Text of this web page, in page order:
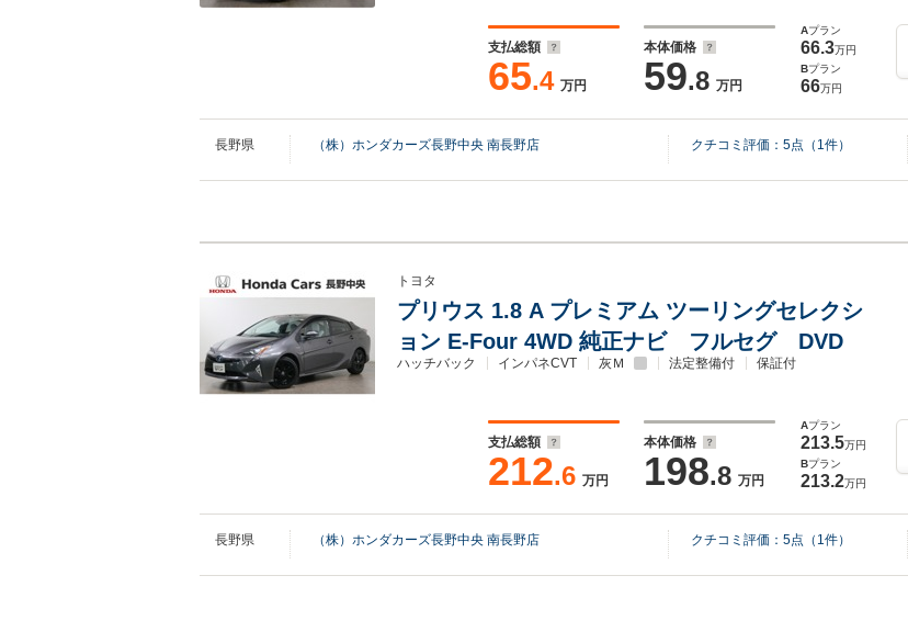
支払総額
65.4 万円
本体価格
59.8 万円
Aプラン
66.3万円
Bプラン
66万円
長野県 （株）ホンダカーズ長野中央 南長野店 クチコミ評価： 5点（ 1件）
トヨタ
プリウス 1.8 A プレミアム ツーリングセレクシ
ョン E-Four 4WD 純正ナビ フルセグ DVD
ハッチバック インパネCVT 灰Ｍ 法定整備付 保証付
支払総額
212.6 万円
本体価格
198.8 万円
Aプラン
213.5万円
Bプラン
213.2万円
長野県 （株）ホンダカーズ長野中央 南長野店 クチコミ評価： 5点（ 1件）